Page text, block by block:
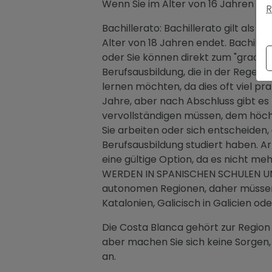
Wenn Sie im Alter von 16 Jahren
Bachillerato: Bachillerato gilt als
Alter von 18 Jahren endet.
oder Sie können direkt zum
Berufsausbildung, die in der Regel
lernen möchten, da dies oft viel
Jahre, aber nach Abschluss gibt
vervollständigen müssen, dem
Sie arbeiten oder sich entscheiden,
Berufsausbildung studiert haben.
eine gültige Option, da es nicht
WERDEN IN SPANISCHEN
autonomen Regionen, daher
Katalonien, Galicisch in Galicien
Die Costa Blanca gehört zur
aber machen Sie sich keine
an.